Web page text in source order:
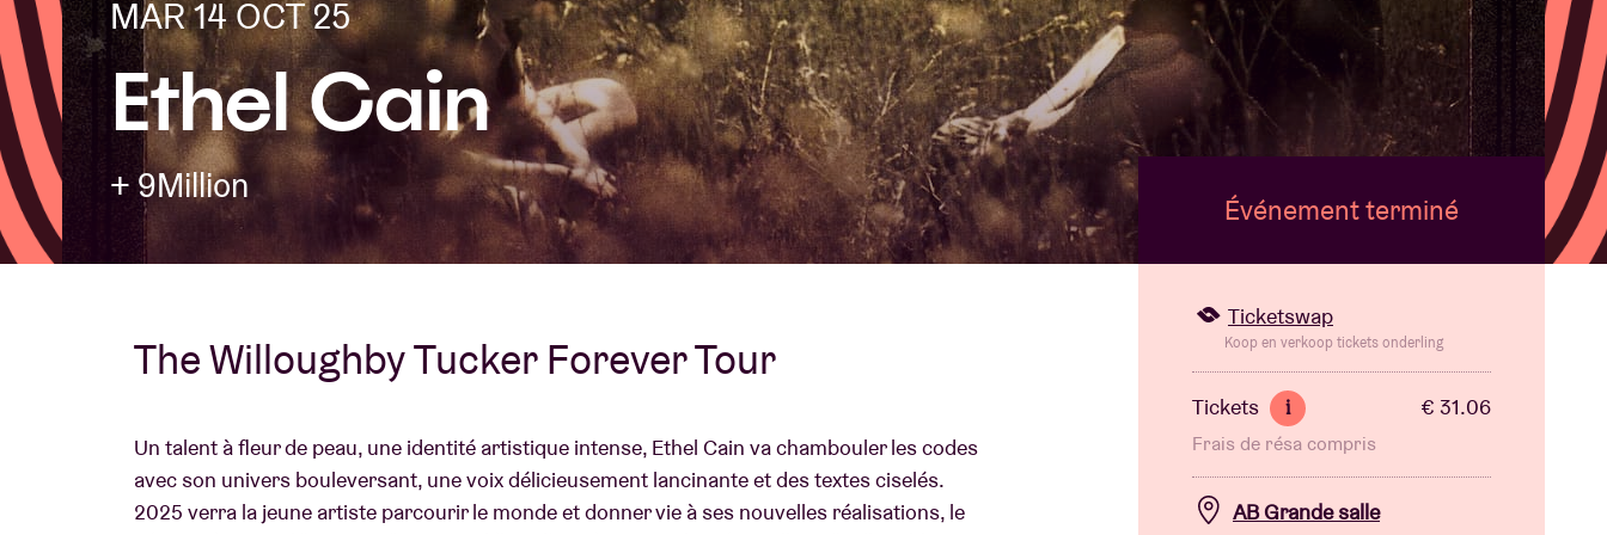
Infos visiteurs
AB ❤ you
À propos de l'AB
Contact
MAR 14 OCT 25
Ethel Cain
+ 9Million
The Willoughby Tucker Forever Tour
Un talent à fleur de peau, une identité artistique intense, Ethel Cain va chambouler les codes
avec son univers bouleversant, une voix délicieusement lancinante et des textes ciselés.
2025 verra la jeune artiste parcourir le monde et donner vie à ses nouvelles réalisations, le
Événement terminé
Ticketswap
Koop en verkoop tickets onderling
Tickets i € 31.06
Frais de résa compris
AB Grande salle